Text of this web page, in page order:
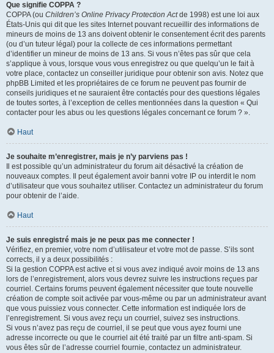
Que signifie COPPA ?
COPPA (ou Children’s Online Privacy Protection Actde 1998) est une loi aux
États-Unis qui dit que les sites Internet pouvant recueillir des informations de
mineurs de moins de 13 ans doivent obtenir le consentement écrit des parents
(ou d’un tuteur légal) pour la collecte de ces informations permettant
d’identifier un mineur de moins de 13 ans. Si vous n’êtes pas sûr que cela
s’applique à vous, lorsque vous vous enregistrez ou que quelqu’un le fait à
votre place, contactez un conseiller juridique pour obtenir son avis. Notez que
phpBB Limited et les propriétaires de ce forum ne peuvent pas fournir de
conseils juridiques et ne sauraient être contactés pour des questions légales
de toutes sortes, à l’exception de celles mentionnées dans la question « Qui
contacter pour les abus ou les questions légales concernant ce forum ? ».
Haut
Je souhaite m’enregistrer, mais je n’y parviens pas !
Il est possible qu’un administrateur du forum ait désactivé la création de
nouveaux comptes. Il peut également avoir banni votre IP ou interdit le nom
d’utilisateur que vous souhaitez utiliser. Contactez un administrateur du forum
pour obtenir de l’aide.
Haut
Je suis enregistré mais je ne peux pas me connecter !
Vérifiez, en premier, votre nom d’utilisateur et votre mot de passe. S’ils sont
corrects, il y a deux possibilités :
Si la gestion COPPA est active et si vous avez indiqué avoir moins de 13 ans
lors de l’enregistrement, alors vous devrez suivre les instructions reçues par
courriel. Certains forums peuvent également nécessiter que toute nouvelle
création de compte soit activée par vous-même ou par un administrateur avant
que vous puissiez vous connecter. Cette information est indiquée lors de
l’enregistrement. Si vous avez reçu un courriel, suivez ses instructions.
Si vous n’avez pas reçu de courriel, il se peut que vous ayez fourni une
adresse incorrecte ou que le courriel ait été traité par un filtre anti-spam. Si
vous êtes sûr de l’adresse courriel fournie, contactez un administrateur.